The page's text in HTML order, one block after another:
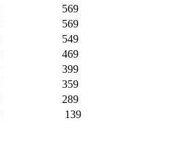
569
569
549
469
399
359
289
139